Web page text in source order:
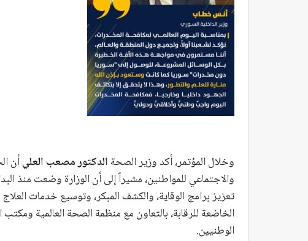
وخلال المؤتمر، أكد وزير الصحة الدكتور مصعب العليأن
والاجتماعي للمواطنين، مشيراً إلى أن الوزارة وضعت منذ
تعزيز برامج الوقاية، والكشف المبكر، وتوسيع خدمات العلاج
الخاضعة للرقابة، بالتعاون مع منظمة الصحة العالمية
الوطنيين.